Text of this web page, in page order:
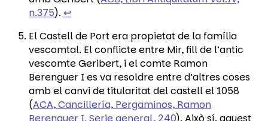
n.375). ↩︎
El Castell de Port era propietat de la família
vescomtal. El conflicte entre Mir, fill de l’antic
vescomte Geribert, i el comte Ramon
Berenguer I es va resoldre entre d’altres coses
amb el canvi de titularitat del castell el 1058
(ACA, Cancillería, Pergaminos, Ramon